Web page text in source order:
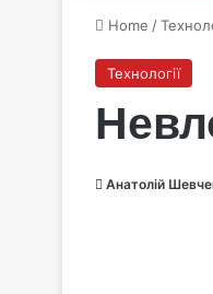
Home /
Технології
Анатолій